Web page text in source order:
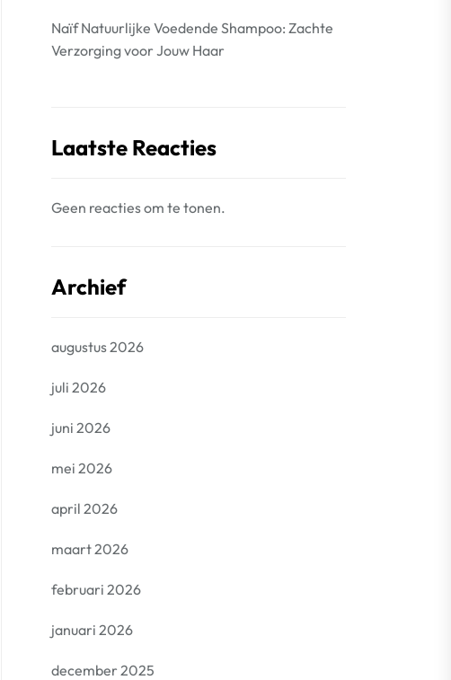
Naïf Natuurlijke Voedende Shampoo: Zachte
Verzorging voor Jouw Haar
Laatste Reacties
Geen reacties om te tonen.
Archief
augustus 2026
juli 2026
juni 2026
mei 2026
april 2026
maart 2026
februari 2026
januari 2026
december 2025